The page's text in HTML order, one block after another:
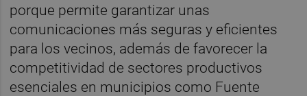
porque permite garantizar unas
comunicaciones más seguras y eficientes
para los vecinos, además de favorecer la
competitividad de sectores productivos
esenciales en municipios como Fuente